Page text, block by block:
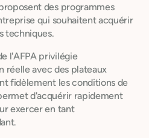
des programmes
qui souhaitent acquérir
techniques.
l'AFPA privilégie
réelle avec des plateaux
fidèlement les conditions de
d'acquérir rapidement
exercer en tant